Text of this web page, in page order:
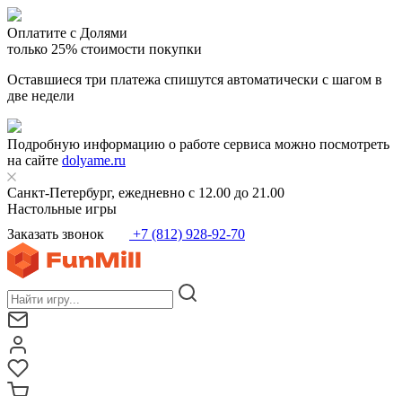
Оплатите с Долями
только 25% стоимости покупки
Оставшиеся три платежа спишутся автоматически с шагом в
две недели
Подробную информацию о работе сервиса можно посмотреть
на сайте dolyame.ru
Санкт-Петербург, ежедневно с 12.00 до 21.00
Настольные игры
Заказать звонок
+7 (812) 928-92-70